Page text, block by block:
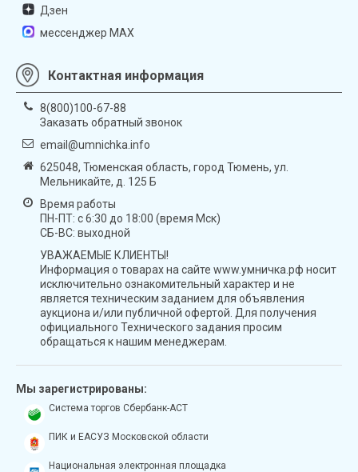
Дзен
мессенджер MAX
Контактная информация
8(800)100-67-88
Заказать обратный звонок
email@umnichka.info
625048, Тюменская область, город Тюмень, ул.
Мельникайте, д. 125 Б
Время работы
ПН-ПТ: с 6:30 до 18:00 (время Мск)
СБ-ВС: выходной
УВАЖАЕМЫЕ КЛИЕНТЫ!
Информация о товарах на сайте www.умничка.рф носит
исключительно ознакомительный характер и не
является техническим заданием для объявления
аукциона и/или публичной офертой. Для получения
официального Технического задания просим
обращаться к нашим менеджерам.
Мы зарегистрированы:
Система торгов Сбербанк-АСТ
ПИК и ЕАСУЗ Московской области
Национальная электронная площадка